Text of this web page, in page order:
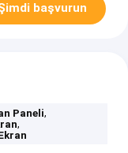
başvurun
Paneli,
,